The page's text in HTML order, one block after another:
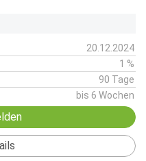
20.12.2024
1 %
90 Tage
bis 6 Wochen